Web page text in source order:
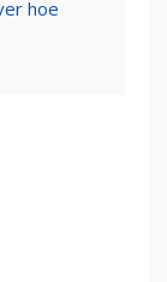
hoe